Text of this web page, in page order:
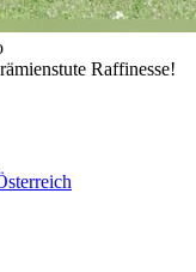
Raffinesse!